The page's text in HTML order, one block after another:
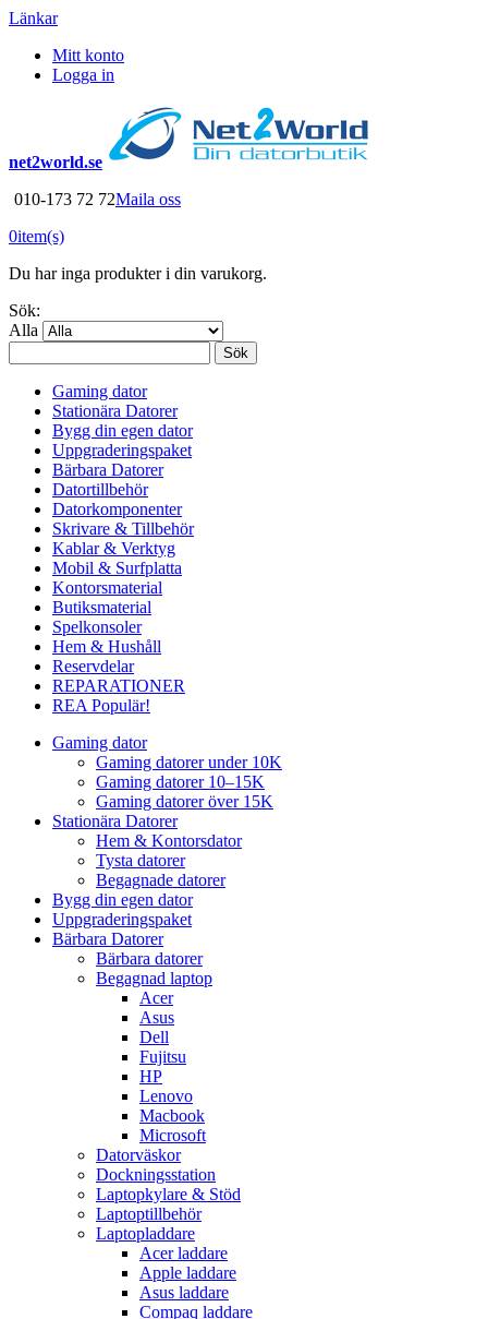
Länkar
Mitt konto
Logga in
net2world.se
010-173 72 72Maila oss
0item(s)
Du har inga produkter i din varukorg.
Sök:
Alla
Sök
Gaming dator
Stationära Datorer
Bygg din egen dator
Uppgraderingspaket
Bärbara Datorer
Datortillbehör
Datorkomponenter
Skrivare & Tillbehör
Kablar & Verktyg
Mobil & Surfplatta
Kontorsmaterial
Butiksmaterial
Spelkonsoler
Hem & Hushåll
Reservdelar
REPARATIONER
REA Populär!
Gaming dator
Gaming datorer under 10K
Gaming datorer 10–15K
Gaming datorer över 15K
Stationära Datorer
Hem & Kontorsdator
Tysta datorer
Begagnade datorer
Bygg din egen dator
Uppgraderingspaket
Bärbara Datorer
Bärbara datorer
Begagnad laptop
Acer
Asus
Dell
Fujitsu
HP
Lenovo
Macbook
Microsoft
Datorväskor
Dockningsstation
Laptopkylare & Stöd
Laptoptillbehör
Laptopladdare
Acer laddare
Apple laddare
Asus laddare
Compaq laddare